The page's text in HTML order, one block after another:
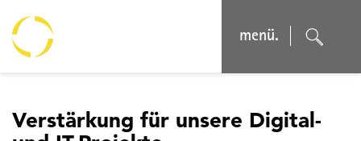
menü.
Verstärkung für unsere Digital-